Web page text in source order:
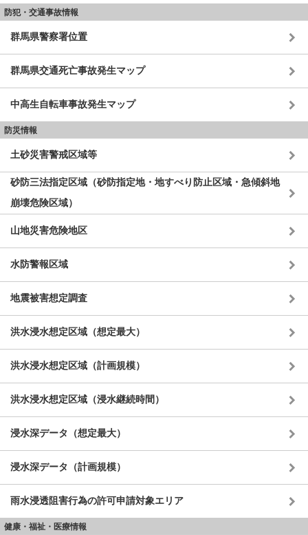
防犯・交通事故情報
群馬県警察署位置
群馬県交通死亡事故発生マップ
中高生自転車事故発生マップ
防災情報
土砂災害警戒区域等
砂防三法指定区域（砂防指定地・地すべり防止区域・急傾斜地
崩壊危険区域）
山地災害危険地区
水防警報区域
地震被害想定調査
洪水浸水想定区域（想定最大）
洪水浸水想定区域（計画規模）
洪水浸水想定区域（浸水継続時間）
浸水深データ（想定最大）
浸水深データ（計画規模）
雨水浸透阻害行為の許可申請対象エリア
健康・福祉・医療情報